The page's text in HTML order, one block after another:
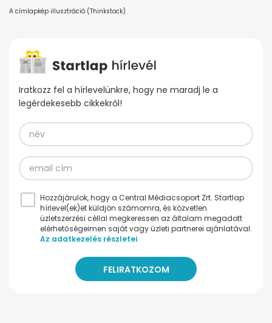
A címlapkép illusztráció (Thinkstock)
Iratkozz fel a hírlevelünkre, hogy ne maradj le a
legérdekesebb cikkekről!
Hozzájárulok, hogy a Central Médiacsoport Zrt. Startlap
hírlevel(ek)et küldjön számomra, és közvetlen
üzletszerzési céllal megkeressen az általam megadott
elérhetőségeimen saját vagy üzleti partnerei ajánlatával.
Az adatkezelés részletei